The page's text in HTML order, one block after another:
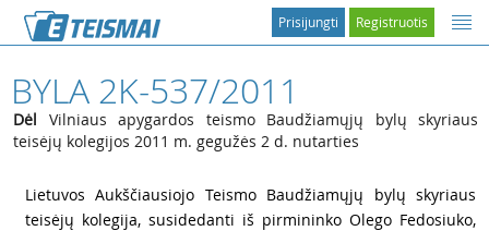
Registruotis
Prisijungti
BYLA 2K-537/2011
Dėl Vilniaus apygardos teismo Baudžiamųjų bylų skyriaus
teisėjų kolegijos 2011 m. gegužės 2 d. nutarties
Lietuvos Aukščiausiojo Teismo Baudžiamųjų bylų skyriaus
teisėjų kolegija, susidedanti iš pirmininko Olego Fedosiuko,